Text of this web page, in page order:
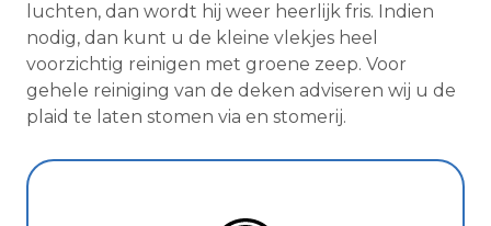
luchten, dan wordt hij weer heerlijk fris. Indien
nodig, dan kunt u de kleine vlekjes heel
voorzichtig reinigen met groene zeep. Voor
gehele reiniging van de deken adviseren wij u de
plaid te laten stomen via en stomerij.